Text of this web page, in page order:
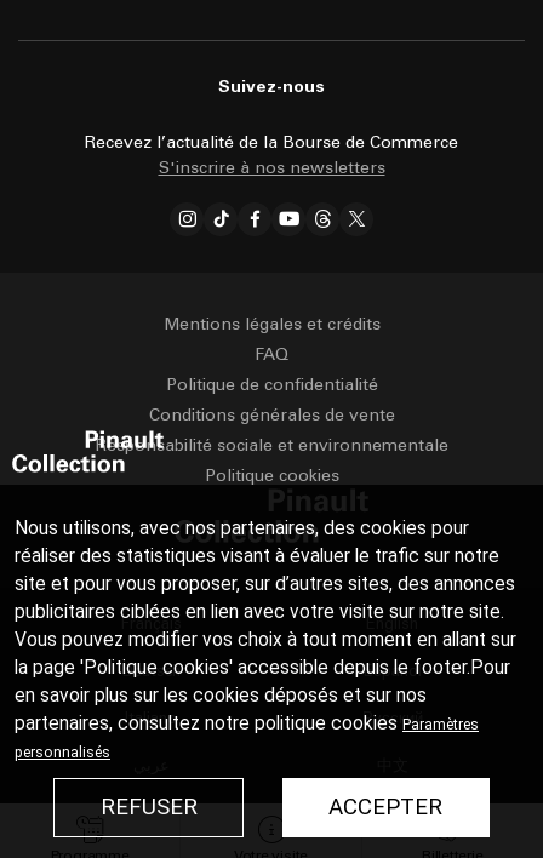
Suivez-nous
Recevez l’actualité de la Bourse de Commerce
S'inscrire à nos newsletters
Mentions légales et crédits
FAQ
Politique de confidentialité
Conditions générales de vente
Responsabilité sociale et environnementale
Politique cookies
Français English
Deutsch Español
Italiano Русский
日本語
Nous utilisons, avec nos partenaires, des cookies pour
réaliser des statistiques visant à évaluer le trafic sur notre
site et pour vous proposer, sur d’autres sites, des annonces
publicitaires ciblées en lien avec votre visite sur notre site.
Vous pouvez modifier vos choix à tout moment en allant sur
la page 'Politique cookies' accessible depuis le footer.Pour
en savoir plus sur les cookies déposés et sur nos
partenaires, consultez notre politique cookies Paramètres
personnalisés
ACCEPTER
REFUSER